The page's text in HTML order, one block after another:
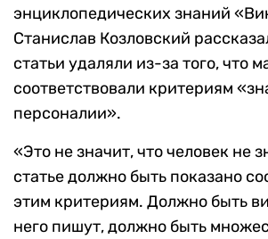
энциклопедических знаний
Станислав Козловский
статьи удаляли из-за того, что
соответствовали критериям
персоналии».
«Это не значит, что человек не
статье должно быть показано
этим критериям. Должно быть
него пишут, должно быть